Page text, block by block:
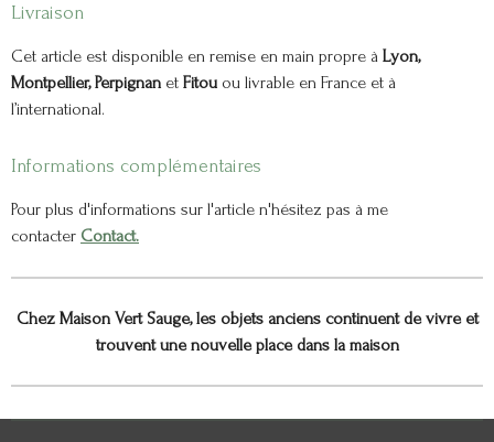
Livraison
Cet article est disponible en remise en main propre à Lyon,
Montpellier, Perpignan et Fitou ou livrable en France et à
l’international.
Informations complémentaires
Pour plus d'informations sur l'article n'hésitez pas à me
contacter Contact.
Chez Maison Vert Sauge, les objets anciens continuent de vivre et
trouvent une nouvelle place dans la maison